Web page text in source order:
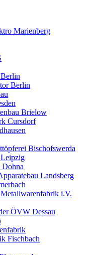
Marienberg
Berlin
Brielow
Cursdorf
Bischofswerda
Landsberg
i.V.
ÖVW Dessau
Fischbach